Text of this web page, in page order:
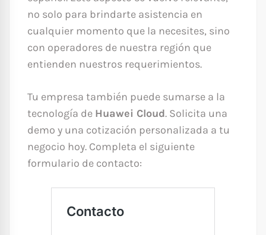
no solo para brindarte asistencia en
cualquier momento que la necesites, sino
con operadores de nuestra región que
entienden nuestros requerimientos.
Tu empresa también puede sumarse a la
tecnología de Huawei Cloud. Solicita una
demo y una cotización personalizada a tu
negocio hoy. Completa el siguiente
formulario de contacto: